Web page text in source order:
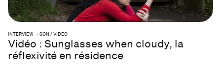
INTERVIEW SON / VIDÉO
Vidéo : Sunglasses when cloudy, la
réflexivité en résidence